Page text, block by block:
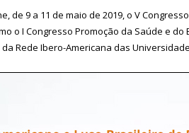
de 9 a 11 de maio de 2019, o V
o I Congresso Promoção da Saúde e do
Rede Ibero-Americana das